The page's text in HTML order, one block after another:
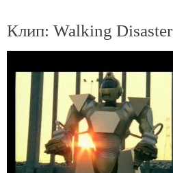
Клип: Walking Disaster